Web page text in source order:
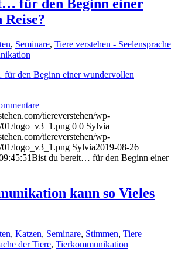
für den Beginn einer
, Seminare, Tiere verstehen - Seelensprache
den Beginn einer wundervollen
tiereverstehen/wp-
logo_v3_1.png 0 0 Sylvia
tiereverstehen/wp-
logo_v3_1.png Sylvia2019-08-26
Bist du bereit… für den Beginn einer
kann so Vieles
, Katzen, Seminare, Stimmen, Tiere
der Tiere, Tierkommunikation